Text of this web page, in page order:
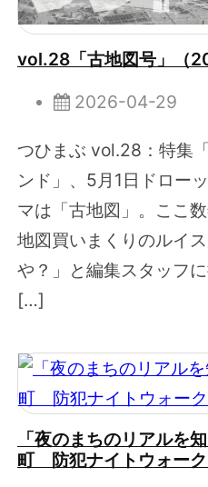
vol.28「古地図号」（
2026-04-29
つひまぶ vol.28：特集
ンド」、5月1日ドロー
マは「古地図」。ここ
地図買いまくりのルイ
や？」と編集スタッフ
[…]
「夜のまちのリアル
町 防犯ナイトウォーク